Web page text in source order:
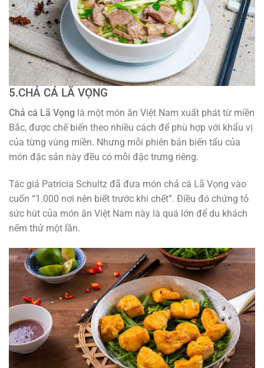
5.CHẢ CÁ LÃ VỌNG
Chả cá Lã Vọng là một món ăn Việt Nam xuất phát từ miền
Bắc, được chế biến theo nhiều cách để phù hợp với khẩu vị
của từng vùng miền. Nhưng mỗi phiên bản biến tấu của
món đặc sản này đều có mỗi đặc trưng riêng.
Tác giả Patricia Schultz đã đưa món chả cá Lã Vọng vào
cuốn “1.000 nơi nên biết trước khi chết”. Điều đó chứng tỏ
sức hút của món ăn Việt Nam này là quá lớn để du khách
nếm thử một lần.